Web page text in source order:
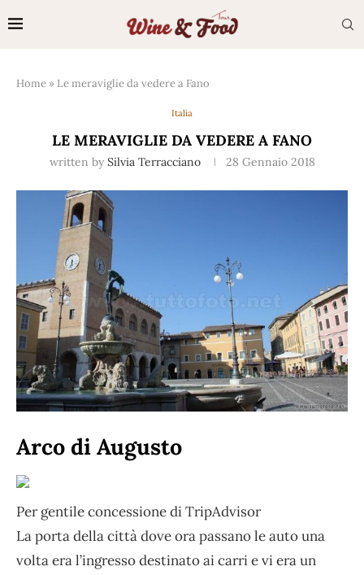
Home » Le meraviglie da vedere a Fano
Italia
LE MERAVIGLIE DA VEDERE A FANO
written by Silvia Terracciano 28 Gennaio 2018
Arco di Augusto
Per gentile concessione di TripAdvisor
La porta della città dove ora passano le auto una
volta era l’ingresso destinato ai carri e vi era un